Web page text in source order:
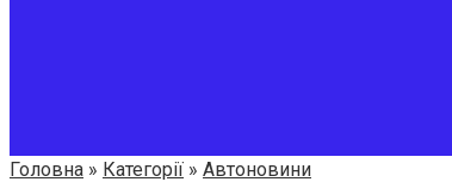
Головна » Категорії » Автоновини